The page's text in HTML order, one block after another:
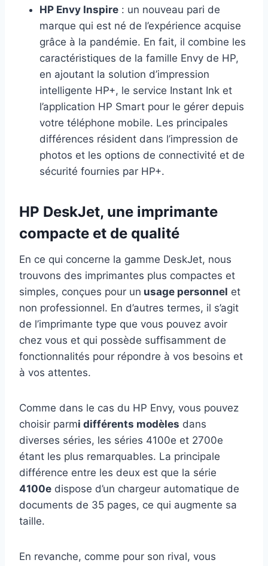
HP Envy Inspire : un nouveau pari de
marque qui est né de l’expérience acquise
grâce à la pandémie. En fait, il combine les
caractéristiques de la famille Envy de HP,
en ajoutant la solution d’impression
intelligente HP+, le service Instant Ink et
l’application HP Smart pour le gérer depuis
votre téléphone mobile. Les principales
différences résident dans l’impression de
photos et les options de connectivité et de
sécurité fournies par HP+.
HP DeskJet, une imprimante
compacte et de qualité
En ce qui concerne la gamme DeskJet, nous
trouvons des imprimantes plus compactes et
simples, conçues pour un usage personnel et
non professionnel. En d’autres termes, il s’agit
de l’imprimante type que vous pouvez avoir
chez vous et qui possède suffisamment de
fonctionnalités pour répondre à vos besoins et
à vos attentes.
Comme dans le cas du HP Envy, vous pouvez
choisir parmi différents modèles dans
diverses séries, les séries 4100e et 2700e
étant les plus remarquables. La principale
différence entre les deux est que la série
4100e dispose d’un chargeur automatique de
documents de 35 pages, ce qui augmente sa
taille.
En revanche, comme pour son rival, vous